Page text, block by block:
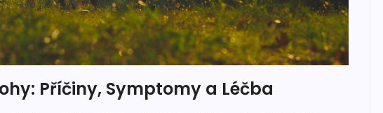
Příčiny, Symptomy a Léčba